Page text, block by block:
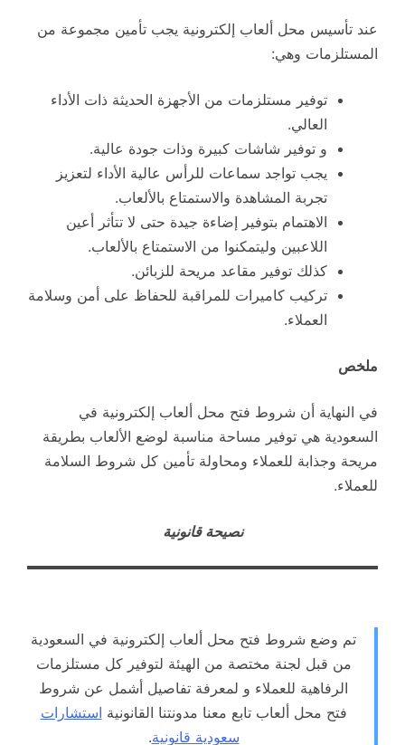
عند تأسيس محل ألعاب إلكترونية يجب تأمين مجموعة من
المستلزمات وهي:
توفير مستلزمات من الأجهزة الحديثة ذات الأداء
العالي.
و توفير شاشات كبيرة وذات جودة عالية.
يجب تواجد سماعات للرأس عالية الأداء لتعزيز
تجربة المشاهدة والاستمتاع بالألعاب.
الاهتمام بتوفير إضاءة جيدة حتى لا تتأثر أعين
اللاعبين وليتمكنوا من الاستمتاع بالألعاب.
كذلك توفير مقاعد مريحة للزبائن.
تركيب كاميرات للمراقبة للحفاظ على أمن وسلامة
العملاء.
ملخص
في النهاية أن شروط فتح محل ألعاب إلكترونية في
السعودية هي توفير مساحة مناسبة لوضع الألعاب بطريقة
مريحة وجذابة للعملاء ومحاولة تأمين كل شروط السلامة
للعملاء.
نصيحة قانونية
تم وضع شروط فتح محل ألعاب إلكترونية في السعودية
من قبل لجنة مختصة من الهيئة لتوفير كل مستلزمات
الرفاهية للعملاء و لمعرفة تفاصيل أشمل عن شروط
فتح محل ألعاب تابع معنا مدونتنا القانونية استشارات
سعودية قانونية.